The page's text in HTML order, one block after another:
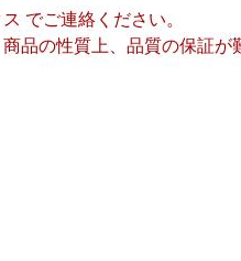
でご連絡ください。
の性質上、品質の保証が